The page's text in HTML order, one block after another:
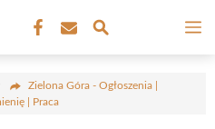
Zielona Góra - Ogłoszenia |
| Praca